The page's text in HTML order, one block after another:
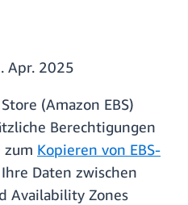
Apr. 2025
(Amazon EBS)
Berechtigungen
zum Kopieren von EBS-
Daten zwischen
Availability Zones